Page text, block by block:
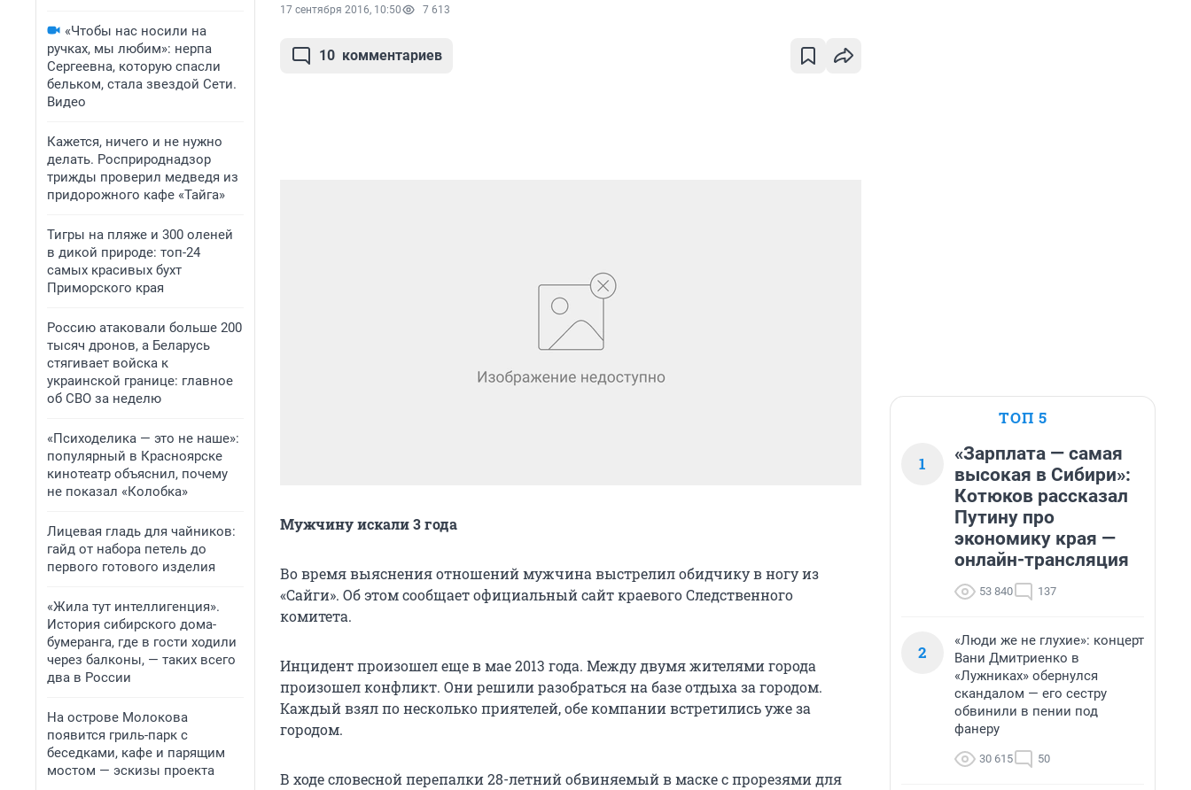
«Чтобы нас носили на
ручках, мы любим»: нерпа
Сергеевна, которую спасли
бельком, стала звездой Сети.
Видео
Кажется, ничего и не нужно
делать. Росприроднадзор
трижды проверил медведя из
придорожного кафе «Тайга»
Тигры на пляже и 300 оленей
в дикой природе: топ-24
самых красивых бухт
Приморского края
Россию атаковали больше 200
тысяч дронов, а Беларусь
стягивает войска к
украинской границе: главное
об СВО за неделю
«Психоделика — это не наше»:
популярный в Красноярске
кинотеатр объяснил, почему
не показал «Колобка»
Лицевая гладь для чайников:
гайд от набора петель до
первого готового изделия
«Жила тут интеллигенция».
История сибирского дома-
бумеранга, где в гости ходили
через балконы, — таких всего
два в России
На острове Молокова
появится гриль-парк с
беседками, кафе и парящим
мостом — эскизы проекта
17 сентября 2016, 10:50 7 613
10 комментариев
Мужчину искали 3 года
Во время выяснения отношений мужчина выстрелил обидчику в ногу из
«Сайги». Об этом сообщает официальный сайт краевого Следственного
комитета.
Инцидент произошел еще в мае 2013 года. Между двумя жителями города
произошел конфликт. Они решили разобраться на базе отдыха за городом.
Каждый взял по несколько приятелей, обе компании встретились уже за
городом.
В ходе словесной перепалки 28-летний обвиняемый в маске с прорезями для
ТОП 5
1
«Зарплата — самая
высокая в Сибири»:
Котюков рассказал
Путину про
экономику края —
онлайн-трансляция
53 840 137
2
«Люди же не глухие»: концерт
Вани Дмитриенко в
«Лужниках» обернулся
скандалом — его сестру
обвинили в пении под
фанеру
30 615 50